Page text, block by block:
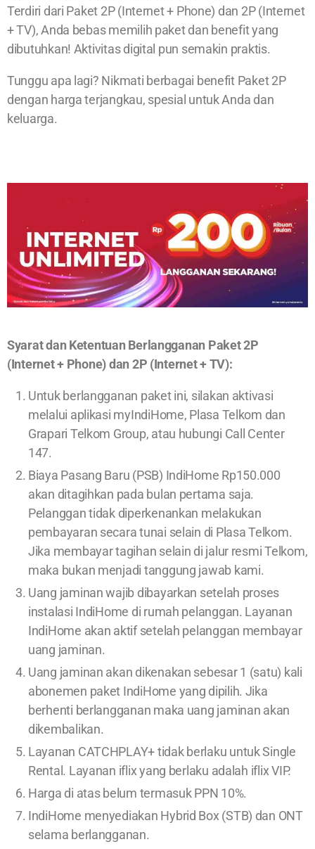
Terdiri dari Paket 2P (Internet + Phone) dan 2P (Internet
+ TV), Anda bebas memilih paket dan benefit yang
dibutuhkan! Aktivitas digital pun semakin praktis.
Tunggu apa lagi? Nikmati berbagai benefit Paket 2P
dengan harga terjangkau, spesial untuk Anda dan
keluarga.
Syarat dan Ketentuan Berlangganan Paket 2P
(Internet + Phone) dan 2P (Internet + TV):
Untuk berlangganan paket ini, silakan aktivasi
melalui aplikasi myIndiHome, Plasa Telkom dan
Grapari Telkom Group, atau hubungi Call Center
147.
Biaya Pasang Baru (PSB) IndiHome Rp150.000
akan ditagihkan pada bulan pertama saja.
Pelanggan tidak diperkenankan melakukan
pembayaran secara tunai selain di Plasa Telkom.
Jika membayar tagihan selain di jalur resmi Telkom,
maka bukan menjadi tanggung jawab kami.
Uang jaminan wajib dibayarkan setelah proses
instalasi IndiHome di rumah pelanggan. Layanan
IndiHome akan aktif setelah pelanggan membayar
uang jaminan.
Uang jaminan akan dikenakan sebesar 1 (satu) kali
abonemen paket IndiHome yang dipilih. Jika
berhenti berlangganan maka uang jaminan akan
dikembalikan.
Layanan CATCHPLAY+ tidak berlaku untuk Single
Rental. Layanan iflix yang berlaku adalah iflix VIP.
Harga di atas belum termasuk PPN 10%.
IndiHome menyediakan Hybrid Box (STB) dan ONT
selama berlangganan.